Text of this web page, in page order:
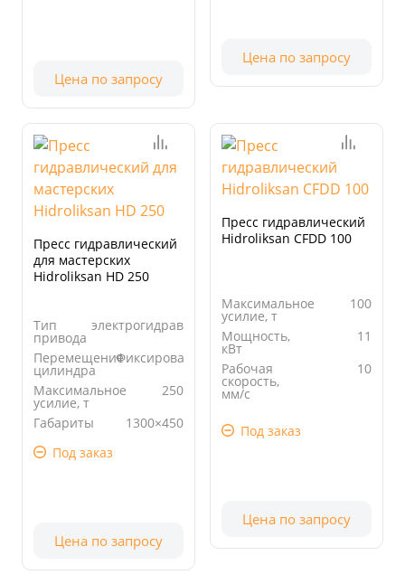
Цена по запросу
Цена по запросу
Пресс гидравлический
для мастерских
Hidroliksan HD 250
Тип
привода
электрогидравлический
Перемещение
цилиндра
Фиксированный
Максимальное
усилие, т
250
Габариты
стола, мм
1300×450
Под заказ
Цена по запросу
Пресс гидравлический
Hidroliksan CFDD 100
Максимальное
усилие, т
100
Мощность,
кВт
11
Рабочая
скорость,
мм/с
10
Под заказ
Цена по запросу